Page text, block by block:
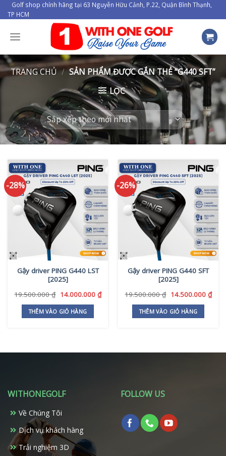
Skip
to
content
Golf shop chính hãng tại 63 Nguyễn Hữu Cảnh, P.22, Quận Bình Thạnh,
TP HCM
TRANG CHỦ / SẢN PHẨM ĐƯỢC GẮN THẺ “G440 SFT”
LỌC
-28%
Gậy driver PING G440 LST
[2025]
19.500.000₫ Giá
là:
19.500.000 ₫.
14.000.000 ₫Giá
THÊM VÀO GIỎ HÀNG
-26%
Gậy driver PING G440 SFT
[2025]
19.500.000₫ Giá
là:
19.500.000 ₫.
14.500.000 ₫Giá
THÊM VÀO GIỎ HÀNG
WITHONEGOLF
Về Chúng Tôi
Dịch vụ khách hàng
Trải nghiệm 3D
FOLLOW US